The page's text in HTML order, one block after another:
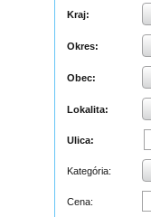
Kraj:
Okres:
Obec:
Lokalita:
Ulica:
Kategória:
Cena: